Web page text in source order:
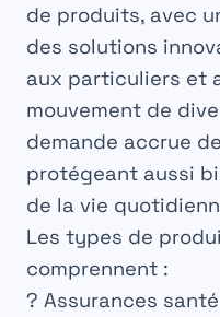
de produits, avec
des solutions
aux particuliers et
mouvement de
demande accrue
protégeant aussi
de la vie
Les types de
comprennent :
? Assurances